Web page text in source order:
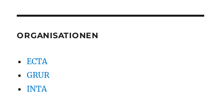
ORGANISATIONEN
ECTA
GRUR
INTA